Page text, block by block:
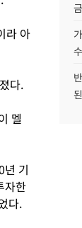
라 아
다.
멜
년 기
자한
다.